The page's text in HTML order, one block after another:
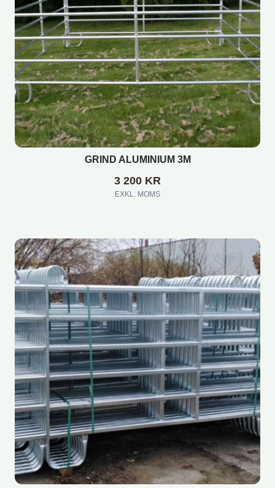
GRIND ALUMINIUM 3M
3 200 KR
EXKL. MOMS